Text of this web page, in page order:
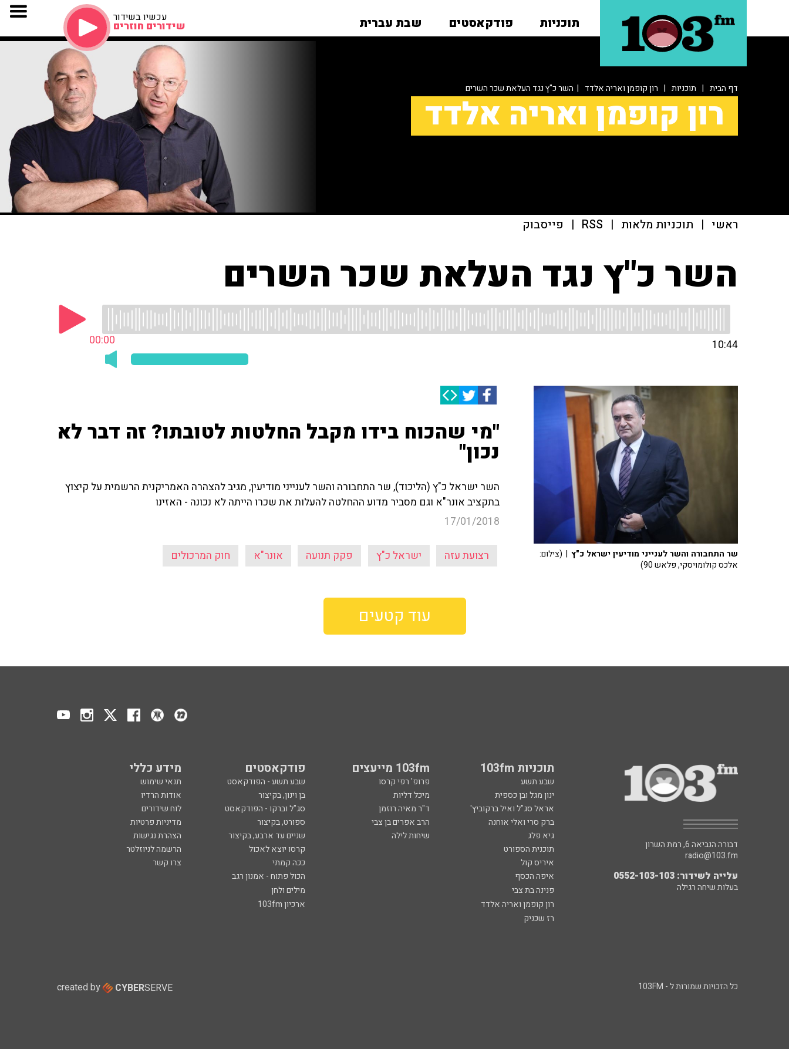
תוכניות פודקאסטים שבת עברית עכשיו בשידור
שידורים חוזרים
דף הבית | תוכניות | רון קופמן ואריה אלדד | השר כ"ץ נגד העלאת שכר השרים
רון קופמן ואריה אלדד
ראשי | תוכניות מלאות |
RSS
| פייסבוק
השר כ"ץ נגד העלאת שכר השרים
00:00 10:44
"מי שהכוח בידו מקבל החלטות לטובתו? זה דבר לא
נכון"
השר ישראל כ"ץ (הליכוד), שר התחבורה והשר לענייני מודיעין, מגיב להצהרה האמריקנית הרשמית על קיצוץ
בתקציב אונר"א וגם מסביר מדוע ההחלטה להעלות את שכרו הייתה לא נכונה - האזינו
17/01/2018
רצועת עזה ישראל כ"ץ פקק תנועה אונר"א חוק המרכולים שר התחבורה והשר לענייני מודיעין ישראל כ"ץ | (צילום:
אלכס קולומויסקי, פלאש 90)
עוד קטעים
תוכניות 103fm 103fm מייעצים פודקאסטים מידע כללי
שבע תשע פרופ' רפי קרסו שבע תשע - הפודקאסט
תנאי שימוש
ינון מגל ובן כספית
מיכל דליות בן וינון, בקיצור
אודות הרדיו
אראל סג"ל ואיל ברקוביץ'
ד"ר מאיה רוזמן סג"ל וברקו - הפודקאסט
לוח שידורים
ברק סרי ואלי אוחנה
הרב אפרים בן צבי ספורט, בקיצור
מדיניות פרטיות
גיא פלג
שיחות לילה שניים עד ארבע, בקיצור
הצהרת נגישות
תוכנית הספורט
קרסו יוצא לאכול
הרשמה לניוזלטר
איריס קול
ככה קמתי
צרו קשר
איפה הכסף
הכול פתוח - אמנון רגב
פנינה בת צבי
מילים ולחן
רון קופמן ואריה אלדד
ארכיון 103fm
רז שכניק
דבורה הנביאה 6, רמת השרון
radio@103.fm
עלייה לשידור: 0552-103-103
בעלות שיחה רגילה
כל הזכויות שמורות ל - 103FM created by CYBERSERVE